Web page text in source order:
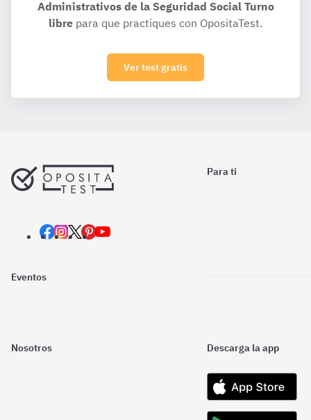
Administrativos de la Seguridad Social Turno
libre para que practiques con OpositaTest.
Ver test gratis
Para ti
Eventos
Nosotros Descarga la app